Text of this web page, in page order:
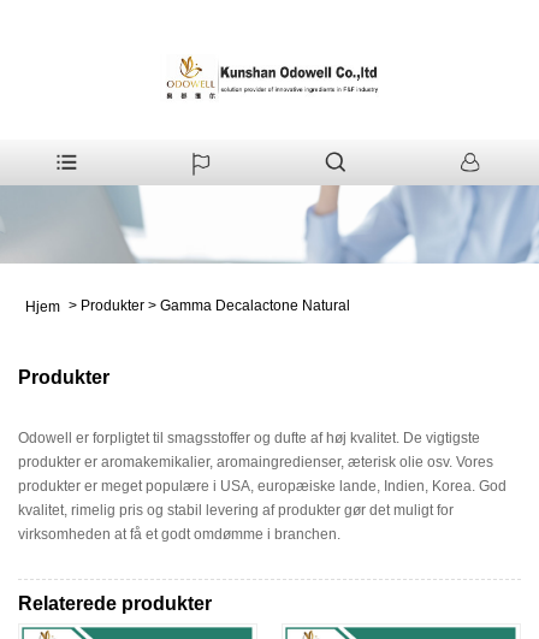
Hjem > Produkter > Gamma Decalactone Natural
Produkter
Odowell er forpligtet til smagsstoffer og dufte af høj kvalitet. De vigtigste
produkter er aromakemikalier, aromaingredienser, æterisk olie osv. Vores
produkter er meget populære i USA, europæiske lande, Indien, Korea. God
kvalitet, rimelig pris og stabil levering af produkter gør det muligt for
virksomheden at få et godt omdømme i branchen.
Relaterede produkter